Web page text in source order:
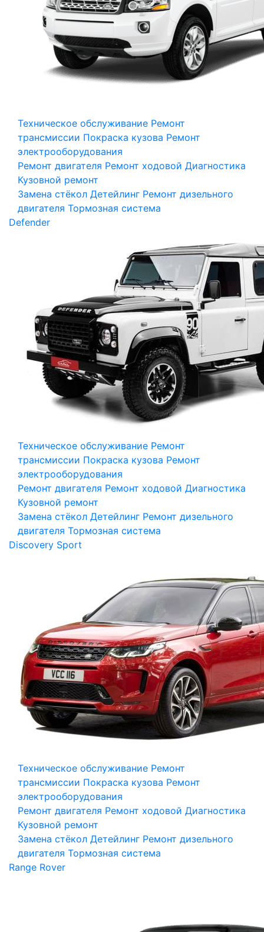
Техническое обслуживание Ремонт
трансмиссии Покраска кузова Ремонт
электрооборудования
Ремонт двигателя Ремонт ходовой Диагностика
Кузовной ремонт
Замена стёкол Детейлинг Ремонт дизельного
двигателя Тормозная система
Defender
Техническое обслуживание Ремонт
трансмиссии Покраска кузова Ремонт
электрооборудования
Ремонт двигателя Ремонт ходовой Диагностика
Кузовной ремонт
Замена стёкол Детейлинг Ремонт дизельного
двигателя Тормозная система
Discovery Sport
Техническое обслуживание Ремонт
трансмиссии Покраска кузова Ремонт
электрооборудования
Ремонт двигателя Ремонт ходовой Диагностика
Кузовной ремонт
Замена стёкол Детейлинг Ремонт дизельного
двигателя Тормозная система
Range Rover